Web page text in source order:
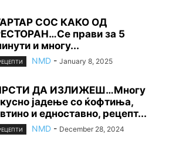
СОС КАКО ОД
прави за 5
и многу...
NMD - January 8, 2025
ДА ИЗЛИЖЕШ…Многу
јадење со ќофтиња,
и едноставно, рецепт...
NMD - December 28, 2024